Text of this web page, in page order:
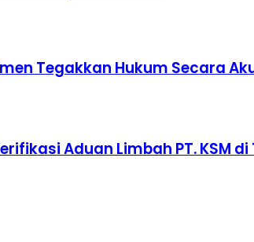
Tegakkan Hukum Secara
Aduan Limbah PT. KSM di